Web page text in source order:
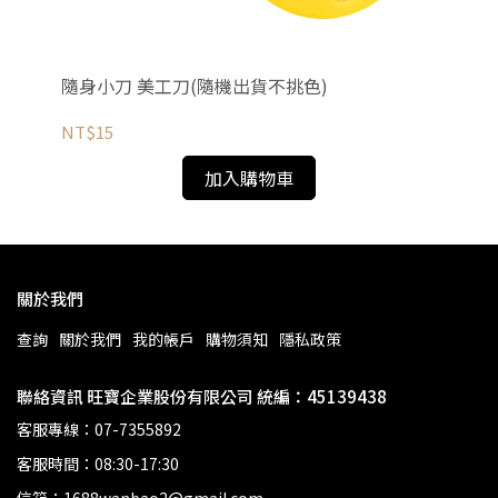
隨身小刀 美工刀(隨機出貨不挑色)
NT$15
加入購物車
關於我們
查詢 關於我們 我的帳戶 購物須知 隱私政策
聯絡資訊 旺寶企業股份有限公司 統編：45139438
客服專線：07-7355892
客服時間：08:30-17:30